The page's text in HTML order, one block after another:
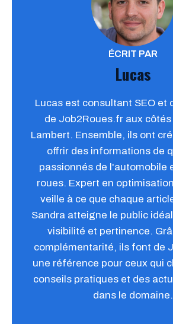
ÉCRIT PAR
Lucas
Lucas est consultant SEO et
de Job2Roues.fr aux côtés
Lambert. Ensemble, ils ont
offrir des informations de
passionnés de l'automobile
roues. Expert en
veille à ce que chaque
Sandra atteigne le public
visibilité et pertinence.
complémentarité, ils font de
une référence pour ceux qui
conseils pratiques et des
dans le domaine.